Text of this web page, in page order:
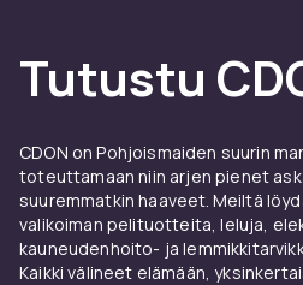
ainutlaatuisilla visuaalisilla
tarinankerrontatekniikoilla,
mahdollisuuden kokea
koskaan näytetä Ruotsin
tai suoratoistopalveluissa.
ja kulttuurisen
elokuva on matka toiseen
Tutustu
CDON on Pohjoismaiden suurin
toteuttamaan niin arjen pienet
suuremmatkin haaveet. Meiltä
valikoiman pelituotteita, leluja,
kauneudenhoito- ja
Kaikki välineet elämään,